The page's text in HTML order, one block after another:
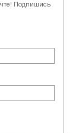
Подпишись